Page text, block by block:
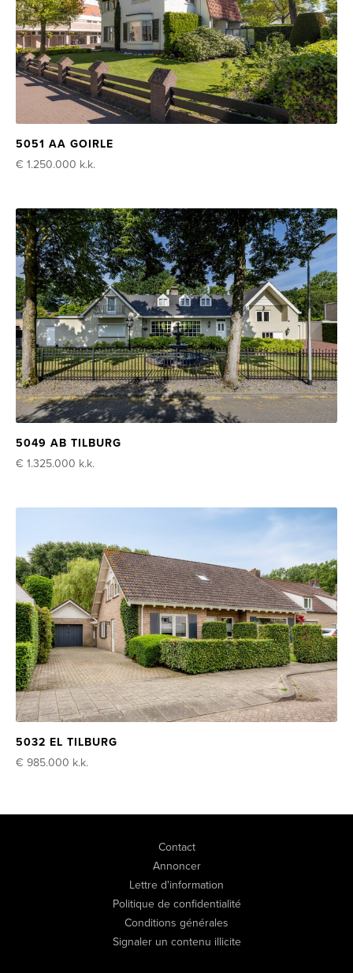
5051 AA GOIRLE
€ 1.250.000 k.k.
5049 AB TILBURG
€ 1.325.000 k.k.
5032 EL TILBURG
€ 985.000 k.k.
Contact
Annoncer
Lettre d'information
Politique de confidentialité
Conditions générales
Signaler un contenu illicite